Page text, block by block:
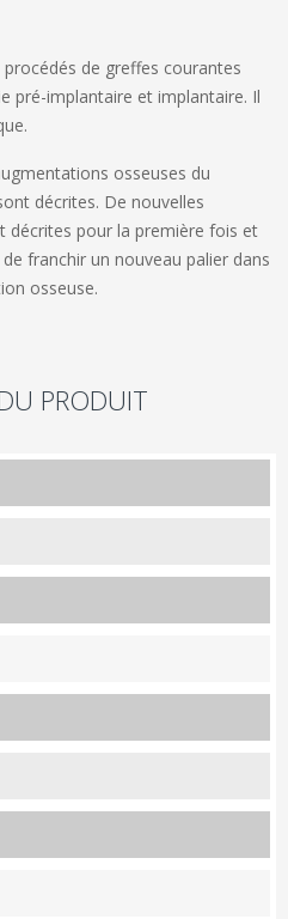
de greffes courantes
pré-implantaire et implantaire. Il
osseuses du
décrites. De nouvelles
décrites pour la première fois et
franchir un nouveau palier dans
osseuse.
PRODUIT